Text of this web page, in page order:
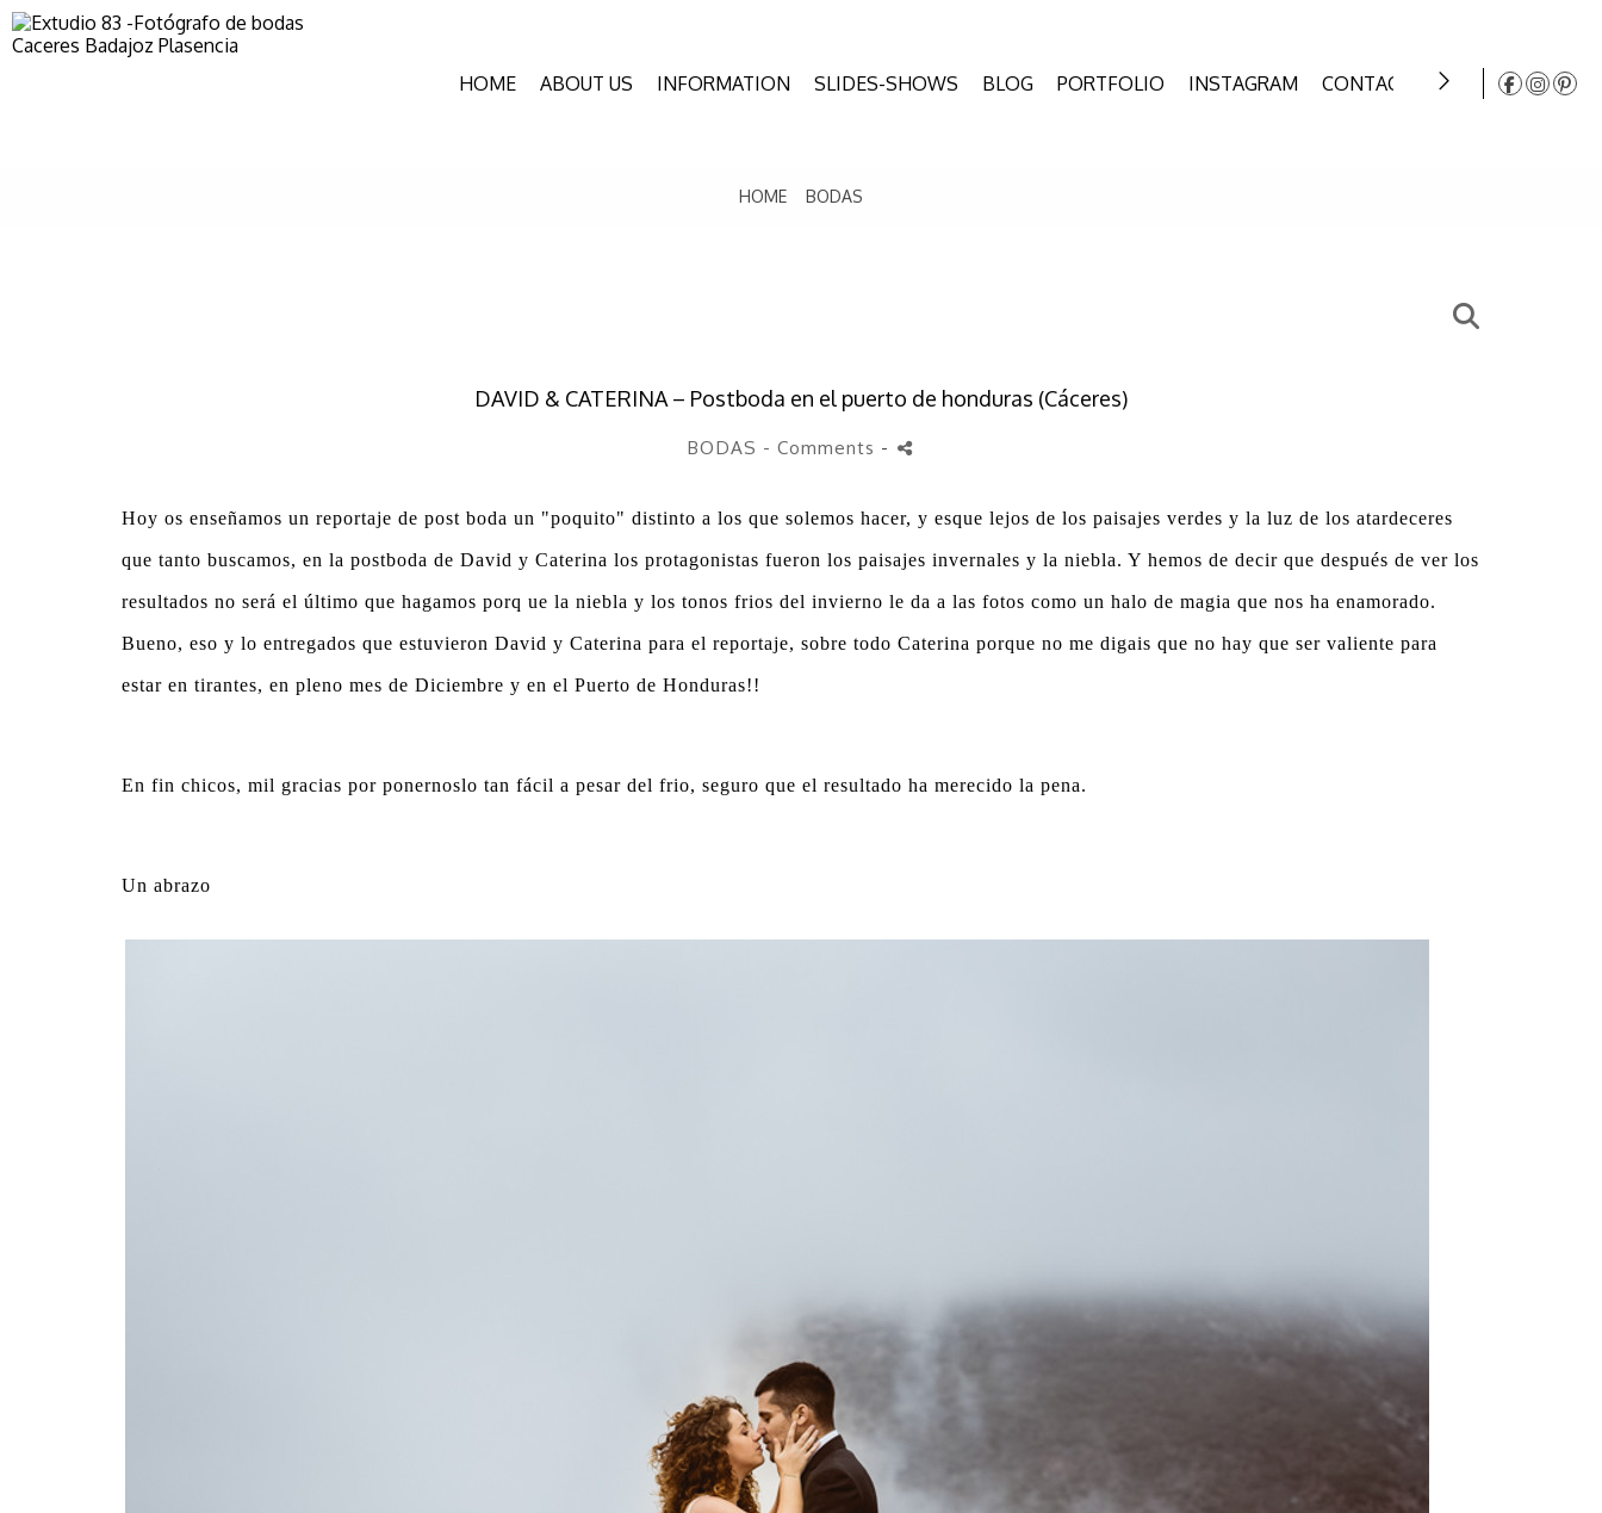
HOME ABOUT US INFORMATION SLIDES-SHOWS BLOG PORTFOLIO INSTAGRAM CONTACT WEDDING
HOME BODAS
DAVID & CATERINA – Postboda en el puerto de honduras (Cáceres)
BODAS - Comments -
Hoy os enseñamos un reportaje de post boda un "poquito" distinto a los que solemos hacer, y esque lejos de los paisajes verdes y la luz de los atardeceres
que tanto buscamos, en la postboda de David y Caterina los protagonistas fueron los paisajes invernales y la niebla. Y hemos de decir que después de ver los
resultados no será el último que hagamos porq ue la niebla y los tonos frios del invierno le da a las fotos como un halo de magia que nos ha enamorado.
Bueno, eso y lo entregados que estuvieron David y Caterina para el reportaje, sobre todo Caterina porque no me digais que no hay que ser valiente para
estar en tirantes, en pleno mes de Diciembre y en el Puerto de Honduras!!
En fin chicos, mil gracias por ponernoslo tan fácil a pesar del frio, seguro que el resultado ha merecido la pena.
Un abrazo